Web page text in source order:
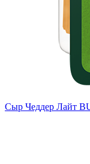
Сыр Чеддер Лайт